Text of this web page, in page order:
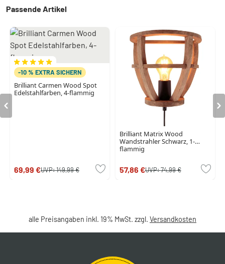
Passende Artikel
-10 % EXTRA SICHERN
Brilliant Carmen Wood Spot
Edelstahlfarben, 4-flammig
69,99 €UVP:149,99 €
Brilliant Matrix Wood
Wandstrahler Schwarz, 1-
flammig
57,86 €UVP:74,99 €
alle Preisangaben inkl. 19% MwSt. zzgl. Versandkosten